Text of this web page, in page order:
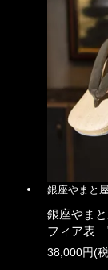
銀座やまと
銀座やま
フィア表
38,000円(